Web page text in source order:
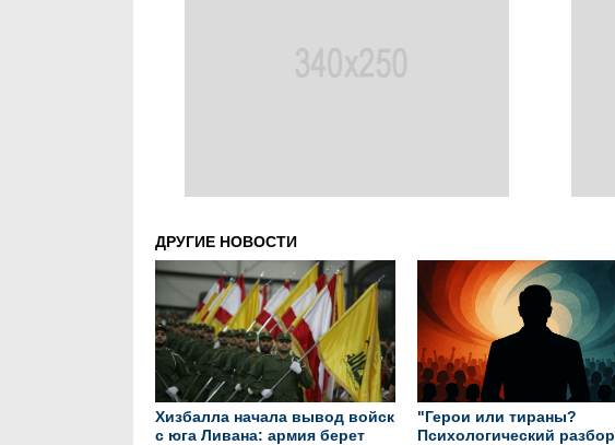
ДРУГИЕ НОВОСТИ
Хизбалла начала вывод войск
с юга Ливана: армия берет
"Герои или тираны?
Психологический разбор